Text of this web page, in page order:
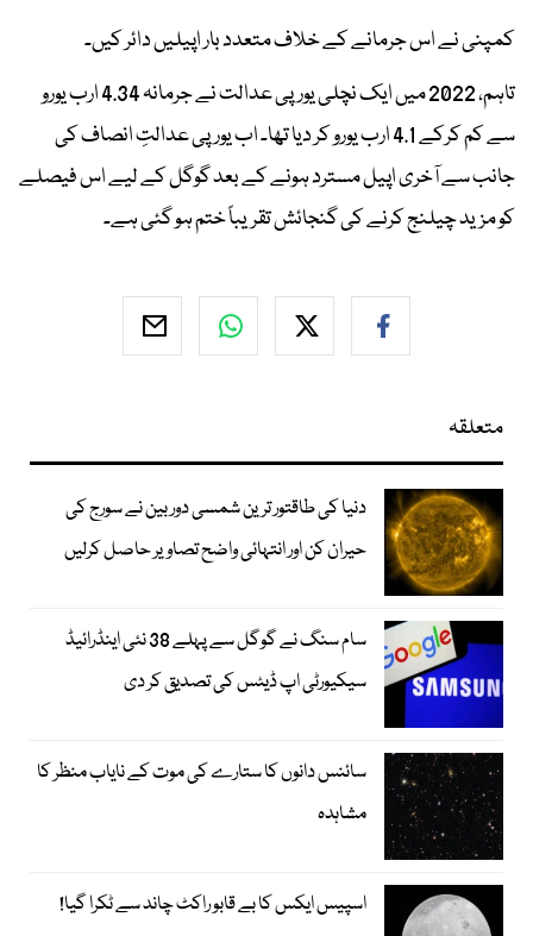
کمپنی نے اس جرمانے کے خلاف متعدد بار اپیلیں دائر کیں۔
تاہم، 2022 میں ایک نچلی یورپی عدالت نے جرمانہ 4.34 ارب یورو
سے کم کرکے 4.1 ارب یورو کر دیا تھا۔ اب یورپی عدالتِ انصاف کی
جانب سے آخری اپیل مسترد ہونے کے بعد گوگل کے لیے اس فیصلے
کو مزید چیلنج کرنے کی گنجائش تقریباً ختم ہو گئی ہے۔
متعلقہ
دنیا کی طاقتور ترین شمسی دوربین نے سورج کی
حیران کن اور انتہائی واضح تصاویر حاصل کرلیں
سام سنگ نے گوگل سے پہلے 38 نئی اینڈرائیڈ
سیکیورٹی اپ ڈیٹس کی تصدیق کر دی
سائنس دانوں کا ستارے کی موت کے نایاب منظر کا
مشاہدہ
اسپیس ایکس کا بے قابو راکٹ چاند سے ٹکرا گیا!